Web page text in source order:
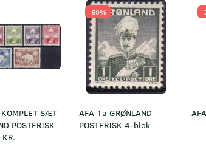
SÆT
POSTFRISK
-50%
AFA 1a GRØNLAND
POSTFRISK 4-blok
-